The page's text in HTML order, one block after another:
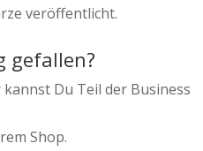
veröffentlicht.
gefallen?
Du Teil der Business
Shop.